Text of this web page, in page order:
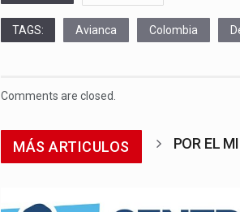
TAGS: Avianca Colombia
Comments are closed.
MÁS ARTICULOS POR EL